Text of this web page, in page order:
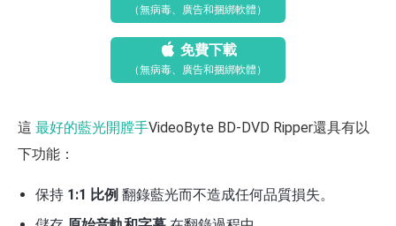
（無病毒、廣告和捆綁軟體）
免費下載
（無病毒、廣告和捆綁軟體）
這 最好的藍光開膛手VideoByte BD-DVD Ripper還具有以
下功能：
保持 1:1 比例 翻錄藍光而不造成任何品質損失。